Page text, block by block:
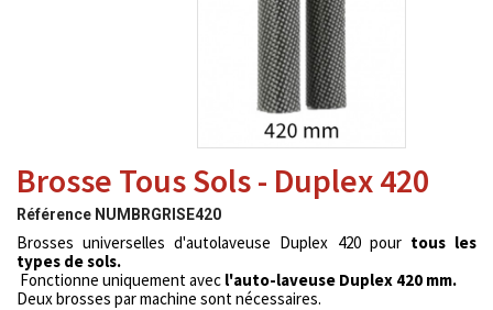
Brosse Tous Sols - Duplex 420
Référence NUMBRGRISE420
Brosses universelles d'autolaveuse Duplex 420 pour tous les
types de sols.
Fonctionne uniquement avec l'auto-laveuse Duplex 420 mm.
Deux brosses par machine sont nécessaires.